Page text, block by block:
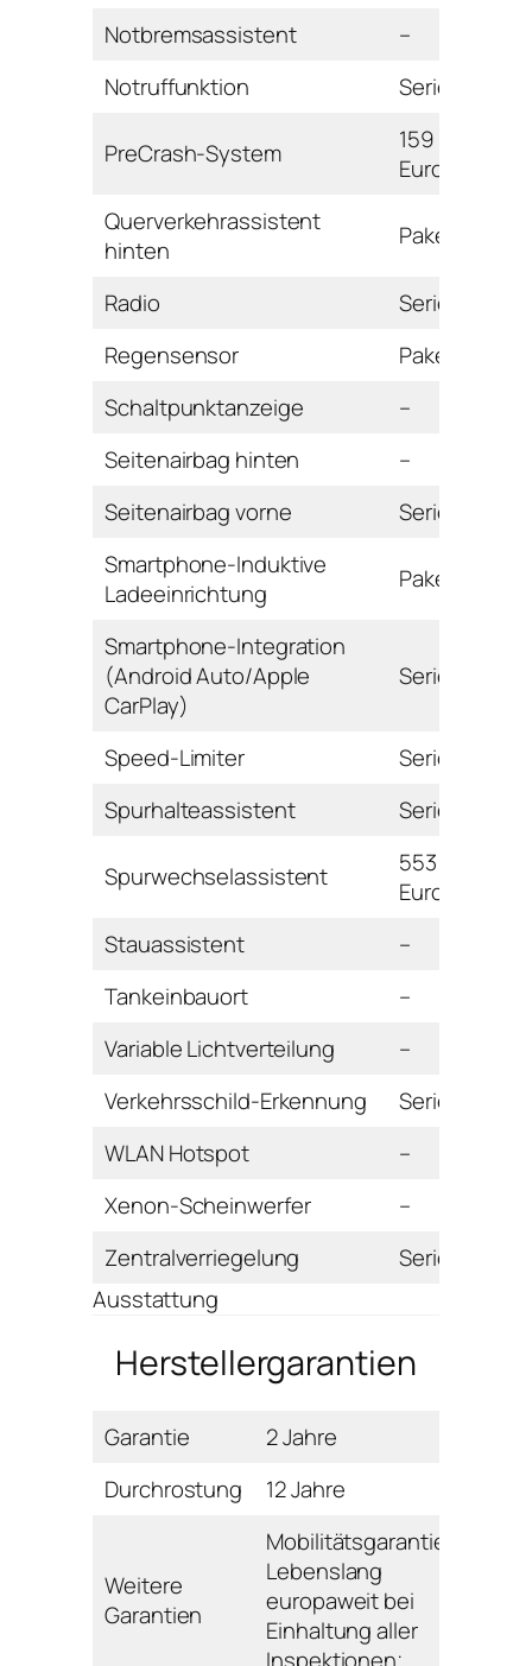
Notbremsassistent
–
Notruffunktion
Serie
PreCrash-System
159
Euro
Querverkehrassistent
hinten
Paket
Radio
Serie
Regensensor
Paket
Schaltpunktanzeige
–
Seitenairbag hinten
–
Seitenairbag vorne
Serie
Smartphone-Induktive
Ladeeinrichtung
Paket
Smartphone-Integration
(Android Auto/Apple
CarPlay)
Serie
Speed-Limiter
Serie
Spurhalteassistent
Serie
Spurwechselassistent
553
Euro
Stauassistent
–
Tankeinbauort
–
Variable Lichtverteilung
–
Verkehrsschild-Erkennung
Serie
WLAN Hotspot
–
Xenon-Scheinwerfer
–
Zentralverriegelung
Serie
Ausstattung
Herstellergarantien
Garantie
2 Jahre
Durchrostung
12 Jahre
Weitere
Garantien
Mobilitätsgarantie:
Lebenslang
europaweit bei
Einhaltung aller
Inspektionen;